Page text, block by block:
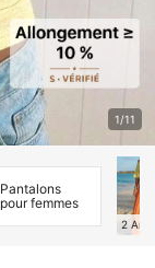
1/11
Pantalons
pour femmes
2